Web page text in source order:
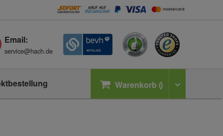
Email:
service@hach.de
Warenkorb